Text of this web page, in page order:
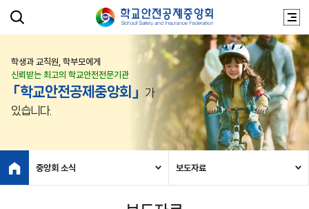
학생과 교직원, 학부모에게
신뢰받는 최고의 학교안전전문기관
「학교안전공제중앙회」
가
있습니다.
중앙회 소식 보도자료